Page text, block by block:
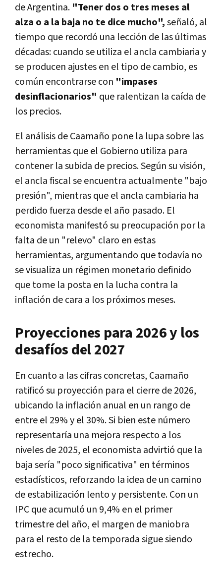
de Argentina. "Tener dos o tres meses al
alza o a la baja no te dice mucho",señaló, al
tiempo que recordó una lección de las últimas
décadas: cuando se utiliza el ancla cambiaria y
se producen ajustes en el tipo de cambio, es
común encontrarse con "impases
desinflacionarios" que ralentizan la caída de
los precios.
El análisis de Caamaño pone la lupa sobre las
herramientas que el Gobierno utiliza para
contener la subida de precios. Según su visión,
el ancla fiscal se encuentra actualmente "bajo
presión", mientras que el ancla cambiaria ha
perdido fuerza desde el año pasado. El
economista manifestó su preocupación por la
falta de un "relevo" claro en estas
herramientas, argumentando que todavía no
se visualiza un régimen monetario definido
que tome la posta en la lucha contra la
inflación de cara a los próximos meses.
Proyecciones para 2026 y los
desafíos del 2027
En cuanto a las cifras concretas, Caamaño
ratificó su proyección para el cierre de 2026,
ubicando la inflación anual en un rango de
entre el 29% y el 30%. Si bien este número
representaría una mejora respecto a los
niveles de 2025, el economista advirtió que la
baja sería "poco significativa" en términos
estadísticos, reforzando la idea de un camino
de estabilización lento y persistente. Con un
IPC que acumuló un 9,4% en el primer
trimestre del año, el margen de maniobra
para el resto de la temporada sigue siendo
estrecho.